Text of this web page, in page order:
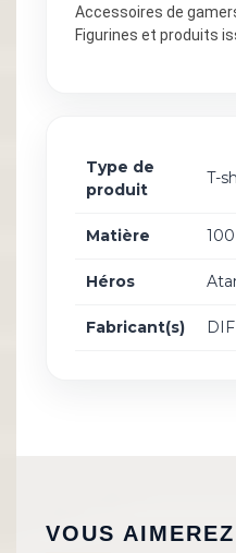
Accessoires de
Figurines et produits
Type de
produit
T-
Matière
Héros
Fabricant(s)
VOUS